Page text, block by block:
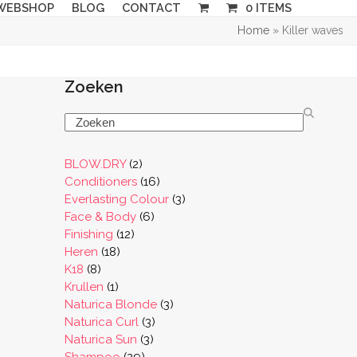
BLOG CONTACT 0 ITEMS
Home» Killer waves
Zoeken
Search
BLOW.DRY 22
producten
Conditioners 1616
producten
Everlasting Colour 33
Face & Body 66
Finishing 1212
Heren 1818
K18 88
producten
Krullen 11
product
Naturica Blonde 33
Naturica Curl 33
producten
Naturica Sun 33